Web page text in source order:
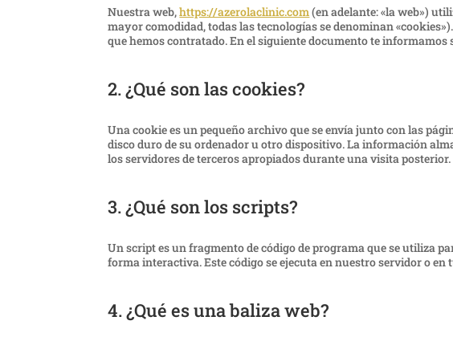
Nuestra web,https://azerolaclinic.com(en adelante: «la web»)
mayor comodidad, todas las tecnologías se denominan
que hemos contratado. En el siguiente documento te informamos
2. ¿Qué son las cookies?
Una cookie es un pequeño archivo que se envía junto con las
disco duro de su ordenador u otro dispositivo. La información
los servidores de terceros apropiados durante una visita posterior.
3. ¿Qué son los scripts?
Un script es un fragmento de código de programa que se utiliza
forma interactiva. Este código se ejecuta en nuestro servidor o en
4. ¿Qué es una baliza web?